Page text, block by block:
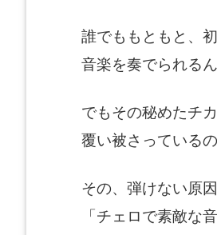
誰でももともと、
音楽を奏でられるん
でもその秘めたチ
覆い被さっている
その、弾けない原
「チェロで素敵な